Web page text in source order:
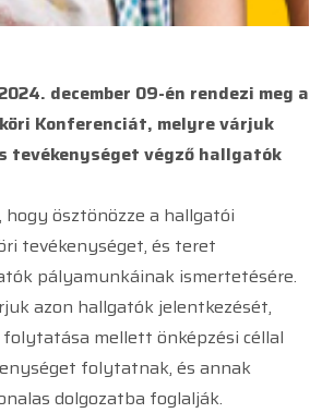
december 09-én rendezi meg a
Konferenciát, melyre várjuk
tevékenységet végző hallgatók
hogy ösztönözze a hallgatói
tevékenységet, és teret
pályamunkáinak ismertetésére.
azon hallgatók jelentkezését,
mellett önképzési céllal
folytatnak, és annak
dolgozatba foglalják.